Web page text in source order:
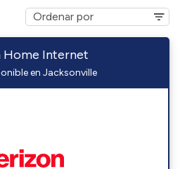
Home Internet
en Jacksonville